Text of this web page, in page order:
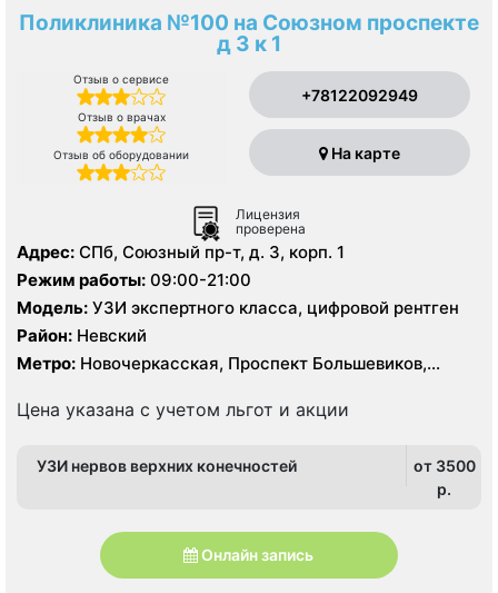
Поликлиника №100 на Союзном проспекте
д 3 к 1
Отзыв о сервисе
Отзыв о врачах
Отзыв об оборудовании
+78122092949
На карте
Лицензия
проверена
Адрес: СПб, Союзный пр-т, д. 3, корп. 1
Режим работы: 09:00-21:00
Модель: УЗИ экспертного класса, цифровой рентген
Район: Невский
Метро: Новочеркасская, Проспект Большевиков,
Цена указана с учетом льгот и акции
УЗИ нервов верхних конечностей
от 3500
p.
Онлайн запись